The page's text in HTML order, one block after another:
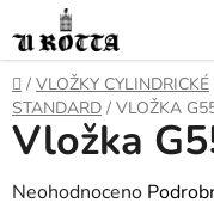
na
obsah
DOMŮ
/ VLOŽKY CYLINDRICKÉ
STANDARD / VLOŽKA
Vložka
Průměrné
Neohodnoceno